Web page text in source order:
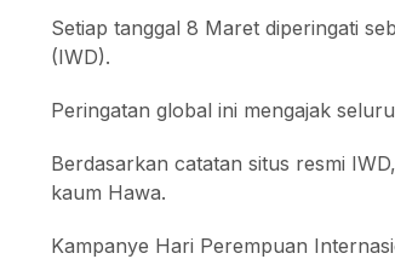
Setiap tanggal 8 Maret diperingati
(IWD).
Peringatan global ini mengajak
Berdasarkan catatan situs resmi
kaum Hawa.
Kampanye Hari Perempuan